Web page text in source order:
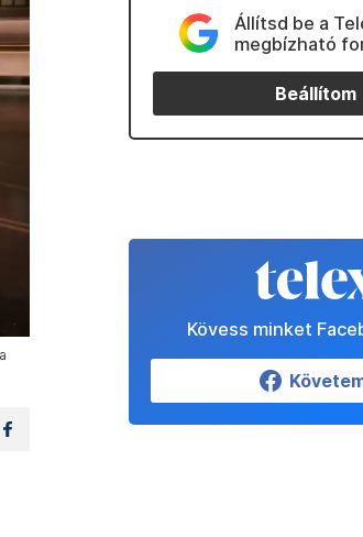
Állítsd be a
megbízható
Beállítom
Kövess minket